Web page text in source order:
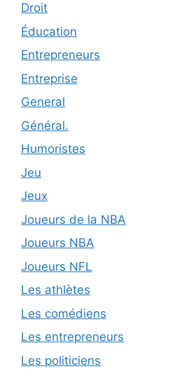
Droit
Éducation
Entrepreneurs
Entreprise
General
Général.
Humoristes
Jeu
Jeux
Joueurs de la NBA
Joueurs NBA
Joueurs NFL
Les athlètes
Les comédiens
Les entrepreneurs
Les politiciens